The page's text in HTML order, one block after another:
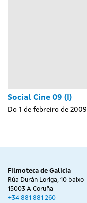
Social Cine 09 (I)
Do 1 de febreiro de
Filmoteca de Galicia
Rúa Durán Loriga, 10 baixo
15003 A Coruña
+34 881 881 260